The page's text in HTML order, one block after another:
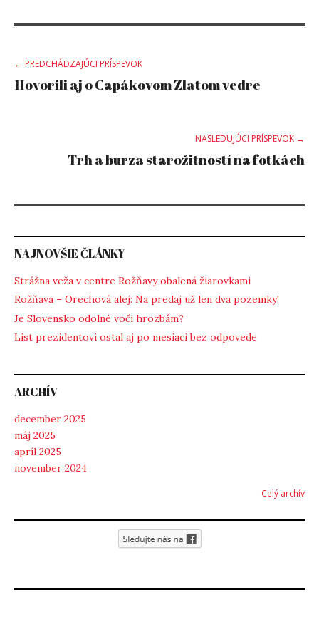
Post
← PREDCHÁDZAJÚCI PRÍSPEVOK
Hovorili aj o Capákovom Zlatom vedre
NASLEDUJÚCI PRÍSPEVOK →
Trh a burza starožitností na fotkách
NAJNOVŠIE ČLÁNKY
Strážna veža v centre Rožňavy obalená žiarovkami
Rožňava – Orechová alej: Na predaj už len dva pozemky!
Je Slovensko odolné voči hrozbám?
List prezidentovi ostal aj po mesiaci bez odpovede
ARCHÍV
december 2025
máj 2025
apríl 2025
november 2024
Celý archív